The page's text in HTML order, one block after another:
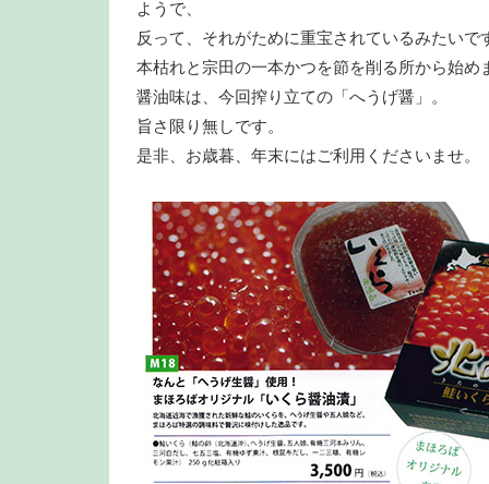
ようで、
反って、それがために重宝されているみたいで
本枯れと宗田の一本かつを節を削る所から始め
醤油味は、今回搾り立ての「へうげ醤」。
旨さ限り無しです。
是非、お歳暮、年末にはご利用くださいませ。